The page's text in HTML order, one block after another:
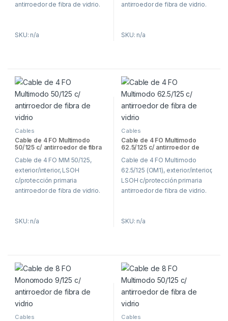
antirroedor de fibra de vidrio.
SKU: n/a
antirroedor de fibra de vidrio.
SKU: n/a
Cables
Cable de 4 FO Multimodo
50/125 c/ antirroedor de fibra
Cable de 4 FO MM 50/125,
exterior/interior, LSOH
c/protección primaria
antirroedor de fibra de vidrio.
SKU: n/a
Cables
Cable de 4 FO Multimodo
62.5/125 c/ antirroedor de
Cable de 4 FO Multimodo
62.5/125 (OM1), exterior/interior,
LSOH c/protección primaria
antirroedor de fibra de vidrio.
SKU: n/a
Cables Cables